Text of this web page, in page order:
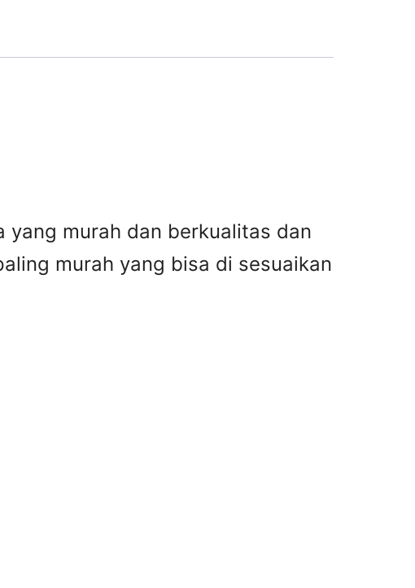
yang murah dan berkualitas dan
murah yang bisa di sesuaikan